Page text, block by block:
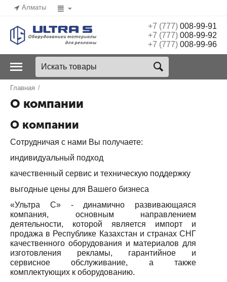
Алматы
+7 (777)008-99-91
+7 (777)008-99-92
+7 (777)008-99-96
Главная /
О компании
О компании
Сотрудничая с нами Вы получаете:
индивидуальный подход
качественный сервис и техническую поддержку
выгодные цены для Вашего бизнеса
«Ультра С» - динамично развивающаяся
компания, основным направлением
деятельности, которой является импорт и
продажа в Республике Казахстан и странах СНГ
качественного оборудования и материалов для
изготовления рекламы, гарантийное и
сервисное обслуживание, а также
комплектующих к оборудованию.